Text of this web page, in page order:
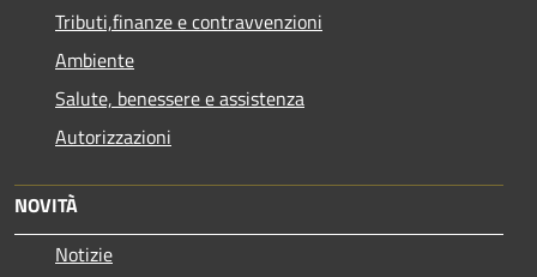
Tributi,finanze e contravvenzioni
Ambiente
Salute, benessere e assistenza
Autorizzazioni
NOVITÀ
Notizie